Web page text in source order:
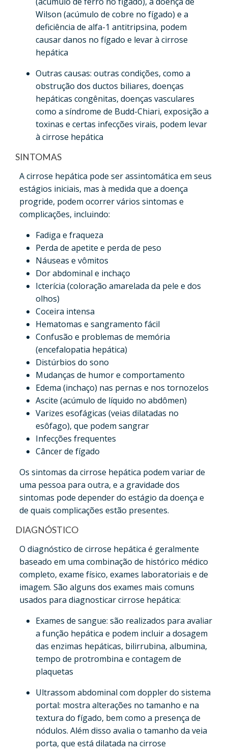
Wilson (acúmulo de cobre no fígado) e a
deficiência de alfa-1 antitripsina, podem
causar danos no fígado e levar à cirrose
hepática
Outras causas: outras condições, como a
obstrução dos ductos biliares, doenças
hepáticas congênitas, doenças vasculares
como a síndrome de Budd-Chiari, exposição a
toxinas e certas infecções virais, podem levar
à cirrose hepática
SINTOMAS
A cirrose hepática pode ser assintomática em seus
estágios iniciais, mas à medida que a doença
progride, podem ocorrer vários sintomas e
complicações, incluindo:
Fadiga e fraqueza
Perda de apetite e perda de peso
Náuseas e vômitos
Dor abdominal e inchaço
Icterícia (coloração amarelada da pele e dos
olhos)
Coceira intensa
Hematomas e sangramento fácil
Confusão e problemas de memória
(encefalopatia hepática)
Distúrbios do sono
Mudanças de humor e comportamento
Edema (inchaço) nas pernas e nos tornozelos
Ascite (acúmulo de líquido no abdômen)
Varizes esofágicas (veias dilatadas no
esôfago), que podem sangrar
Infecções frequentes
Câncer de fígado
Os sintomas da cirrose hepática podem variar de
uma pessoa para outra, e a gravidade dos
sintomas pode depender do estágio da doença e
de quais complicações estão presentes.
DIAGNÓSTICO
O diagnóstico de cirrose hepática é geralmente
baseado em uma combinação de histórico médico
completo, exame físico, exames laboratoriais e de
imagem. São alguns dos exames mais comuns
usados para diagnosticar cirrose hepática:
Exames de sangue: são realizados para avaliar
a função hepática e podem incluir a dosagem
das enzimas hepáticas, bilirrubina, albumina,
tempo de protrombina e contagem de
plaquetas
Ultrassom abdominal com doppler do sistema
portal: mostra alterações no tamanho e na
textura do fígado, bem como a presença de
nódulos. Além disso avalia o tamanho da veia
porta, que está dilatada na cirrose